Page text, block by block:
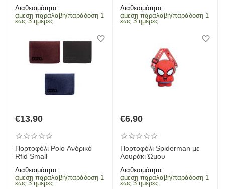
Διαθεσιμότητα:
άμεση παραλαβή/παράδοση 1
έως 3 ημέρες
Διαθεσιμότητα:
άμεση παραλαβή/παράδοση 1
έως 3 ημέρες
€13.90
Πορτοφόλι Polo Ανδρικό
Rfid Small
Διαθεσιμότητα:
άμεση παραλαβή/παράδοση 1
έως 3 ημέρες
€6.90
Πορτοφόλι Spiderman με
Λουράκι Ώμου
Διαθεσιμότητα:
άμεση παραλαβή/παράδοση 1
έως 3 ημέρες